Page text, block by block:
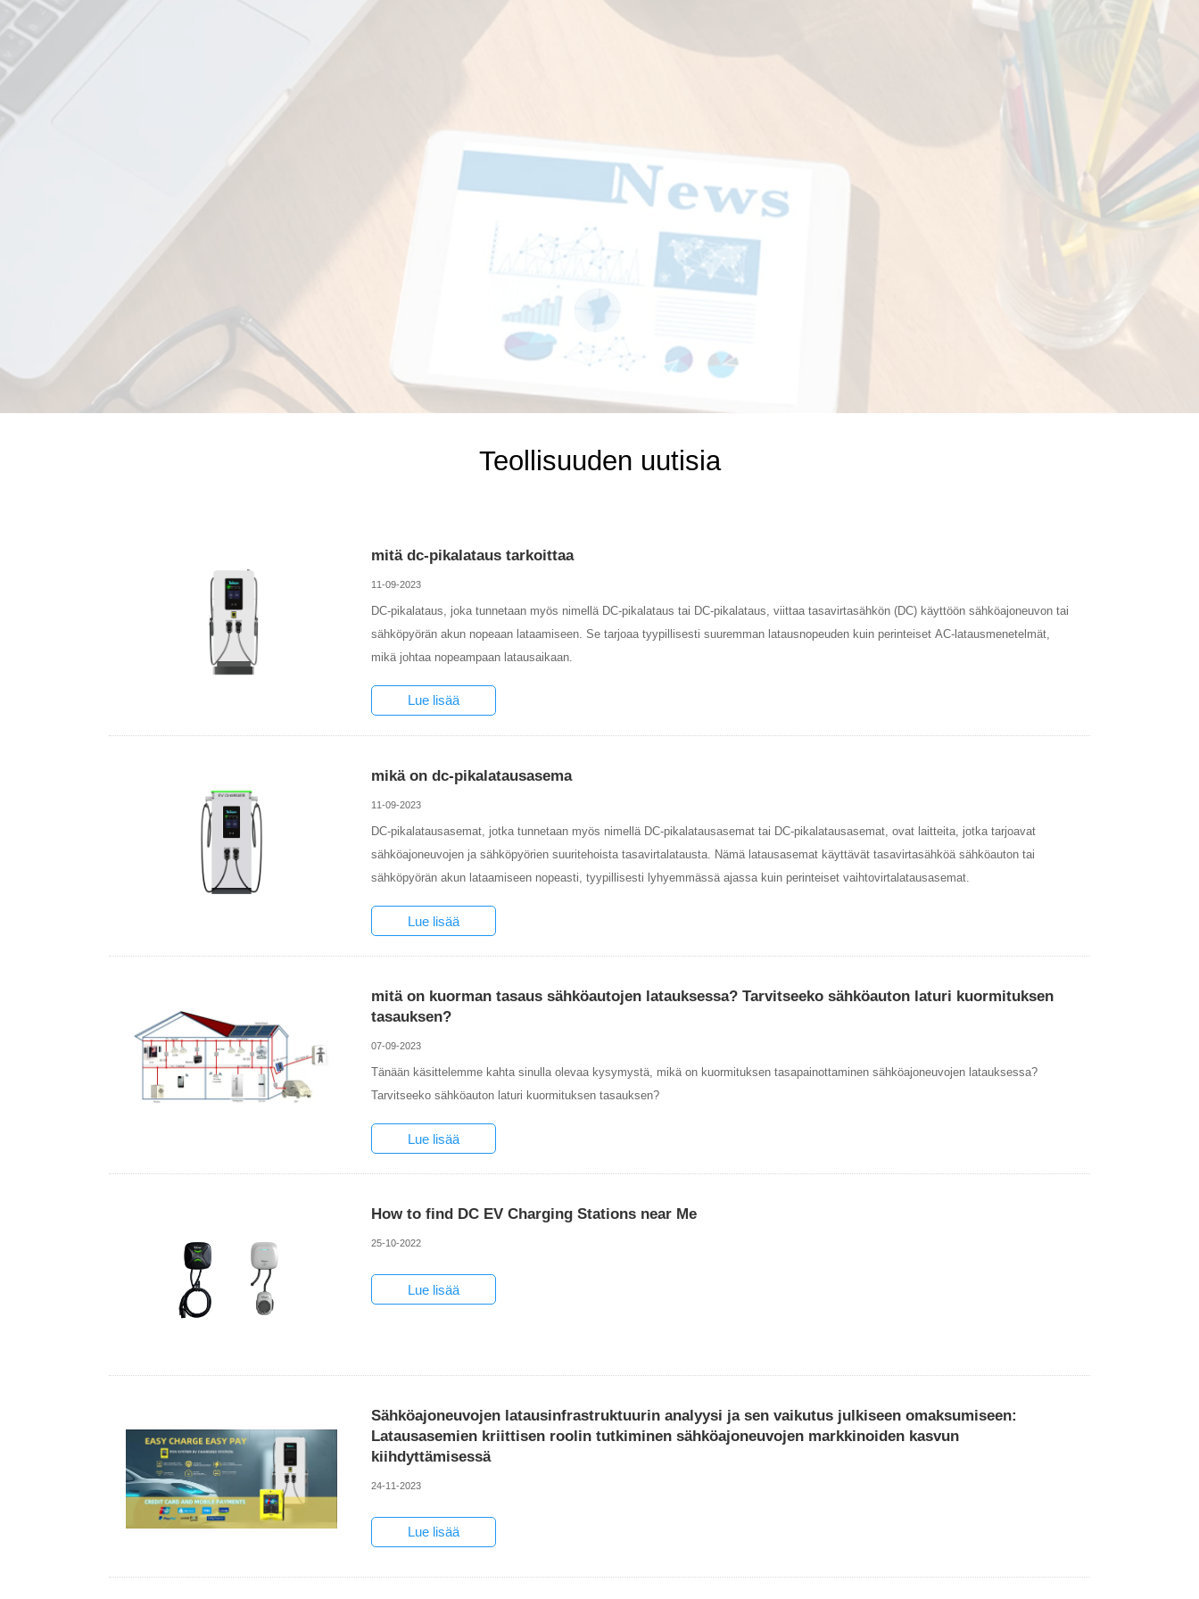
Teollisuuden uutisia
mitä dc-pikalataus tarkoittaa
11-09-2023
DC-pikalataus, joka tunnetaan myös nimellä DC-pikalataus tai DC-pikalataus, viittaa tasavirtasähkön (DC) käyttöön sähköajoneuvon tai
sähköpyörän akun nopeaan lataamiseen. Se tarjoaa tyypillisesti suuremman latausnopeuden kuin perinteiset AC-latausmenetelmät,
mikä johtaa nopeampaan latausaikaan.
Lue lisää
mikä on dc-pikalatausasema
11-09-2023
DC-pikalatausasemat, jotka tunnetaan myös nimellä DC-pikalatausasemat tai DC-pikalatausasemat, ovat laitteita, jotka tarjoavat
sähköajoneuvojen ja sähköpyörien suuritehoista tasavirtalatausta. Nämä latausasemat käyttävät tasavirtasähköä sähköauton tai
sähköpyörän akun lataamiseen nopeasti, tyypillisesti lyhyemmässä ajassa kuin perinteiset vaihtovirtalatausasemat.
Lue lisää
mitä on kuorman tasaus sähköautojen latauksessa? Tarvitseeko sähköauton laturi kuormituksen
tasauksen?
07-09-2023
Tänään käsittelemme kahta sinulla olevaa kysymystä, mikä on kuormituksen tasapainottaminen sähköajoneuvojen latauksessa?
Tarvitseeko sähköauton laturi kuormituksen tasauksen?
Lue lisää
How to find DC EV Charging Stations near Me
25-10-2022
Lue lisää
Sähköajoneuvojen latausinfrastruktuurin analyysi ja sen vaikutus julkiseen omaksumiseen:
Latausasemien kriittisen roolin tutkiminen sähköajoneuvojen markkinoiden kasvun
kiihdyttämisessä
24-11-2023
Lue lisää